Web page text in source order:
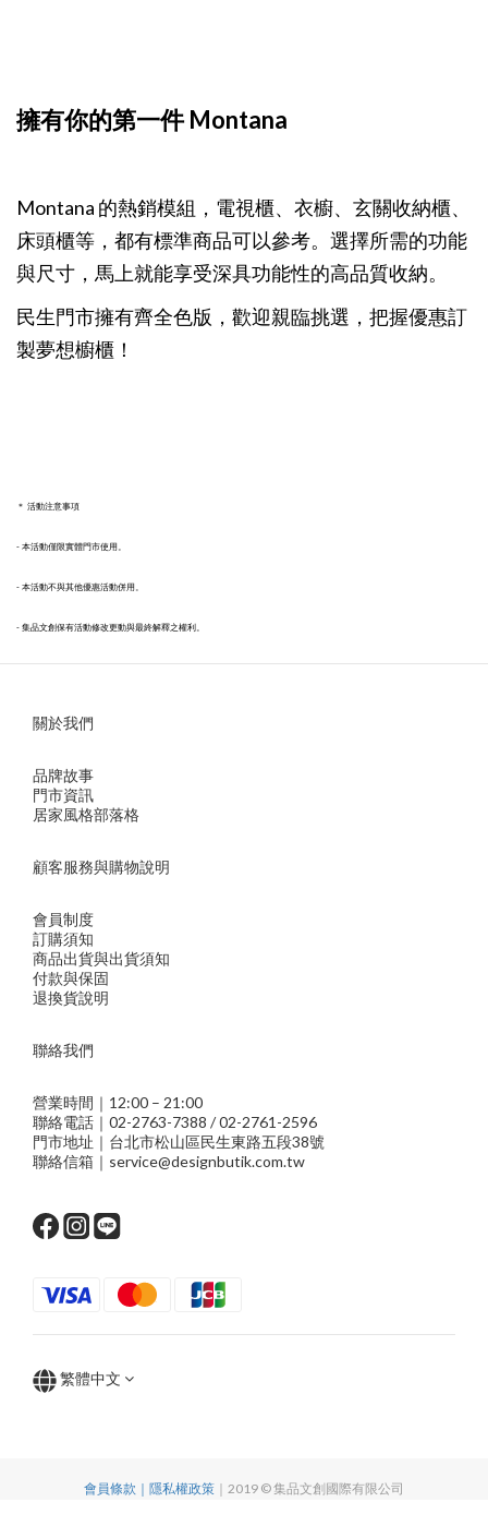
擁有你的第一件 Montana
Montana 的熱銷模組，電視櫃、衣櫥、玄關收納櫃、
床頭櫃等，都有標準商品可以參考。選擇所需的功能
與尺寸，馬上就能享受深具功能性的高品質收納。
民生門市擁有齊全色版，歡迎親臨挑選，把握優惠訂
製夢想櫥櫃！
＊ 活動注意事項
- 本活動僅限實體門市使用。
- 本活動不與其他優惠活動併用。
- 集品文創保有活動修改更動與最終解釋之權利。
關於我們
品牌故事
門市資訊
居家風格部落格
顧客服務與購物說明
會員制度
訂購須知
商品出貨與出貨須知
付款與保固
退換貨說明
聯絡我們
營業時間｜12:00 – 21:00
聯絡電話｜02-2763-7388 / 02-2761-2596
門市地址｜台北市松山區民生東路五段38號
聯絡信箱｜service@designbutik.com.tw
繁體中文
會員條款｜隱私權政策 ｜2019 © 集品文創國際有限公司